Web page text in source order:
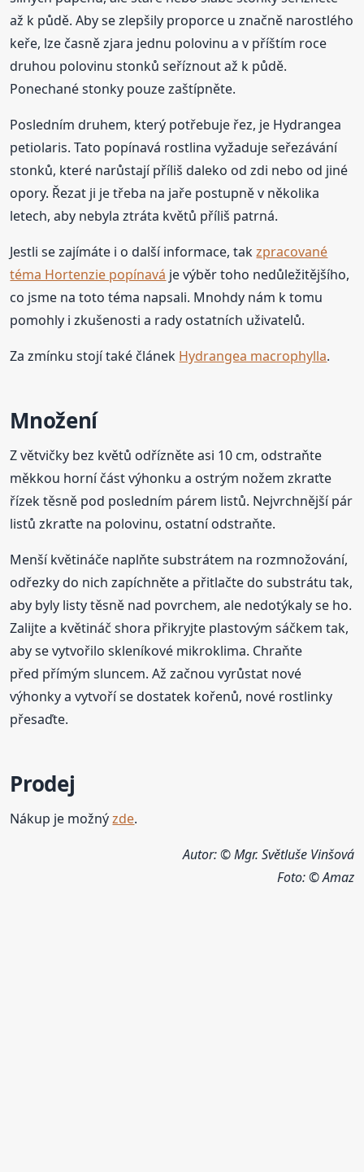
až k půdě. Aby se zlepšily proporce u značně narostlého
keře, lze časně zjara jednu polovinu a v příštím roce
druhou polovinu stonků seříznout až k půdě.
Ponechané stonky pouze zaštípněte.
Posledním druhem, který potřebuje řez, je Hydrangea
petiolaris. Tato popínavá rostlina vyžaduje seřezávání
stonků, které narůstají příliš daleko od zdi nebo od jiné
opory. Řezat ji je třeba na jaře postupně v několika
letech, aby nebyla ztráta květů příliš patrná.
Jestli se zajímáte i o další informace, takzpracované
téma Hortenzie popínavá je výběr toho nedůležitějšího,
co jsme na toto téma napsali. Mnohdy nám k tomu
pomohly i zkušenosti a rady ostatních uživatelů.
Za zmínku stojí také článek Hydrangea macrophylla.
Množení
Z větvičky bez květů odřízněte asi 10 cm, odstraňte
měkkou horní část výhonku a ostrým nožem zkraťte
řízek těsně pod posledním párem listů. Nejvrchnější pár
listů zkraťte na polovinu, ostatní odstraňte.
Menší květináče naplňte substrátem na rozmnožování,
odřezky do nich zapíchněte a přitlačte do substrátu tak,
aby byly listy těsně nad povrchem, ale nedotýkaly se ho.
Zalijte a květináč shora přikryjte plastovým sáčkem tak,
aby se vytvořilo skleníkové mikroklima. Chraňte
před přímým sluncem. Až začnou vyrůstat nové
výhonky a vytvoří se dostatek kořenů, nové rostlinky
přesaďte.
Prodej
Nákup je možnýzde.
Autor: © Mgr. Světluše Vinšová
Foto:© Amaz